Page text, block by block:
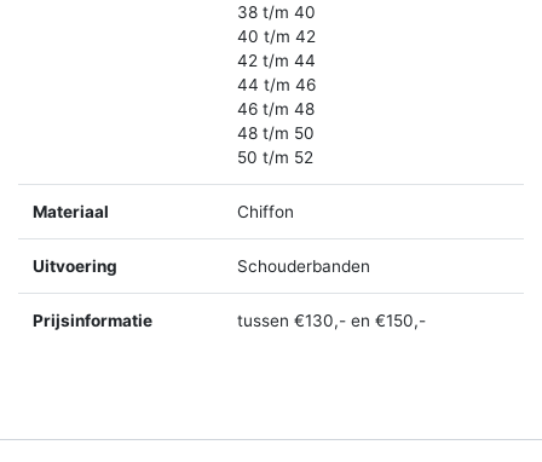
38 t/m 40
40 t/m 42
42 t/m 44
44 t/m 46
46 t/m 48
48 t/m 50
50 t/m 52
Materiaal Chiffon
Uitvoering Schouderbanden
Prijsinformatie tussen €130,- en €150,-